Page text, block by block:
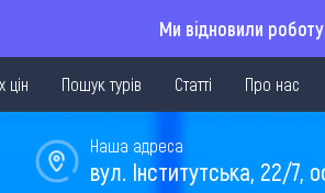
Ми відновили роботу
цін Пошук турів Статті Про нас
Наша адреса
вул. Інститутська, 22/7,